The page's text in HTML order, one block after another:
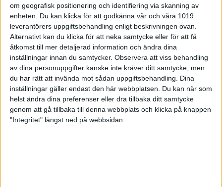
om geografisk positionering och identifiering via skanning av
enheten. Du kan klicka för att godkänna vår och våra 1019
leverantörers uppgiftsbehandling enligt beskrivningen ovan.
Alternativt kan du klicka för att neka samtycke eller för att få
åtkomst till mer detaljerad information och ändra dina
inställningar innan du samtycker. Observera att viss behandling
av dina personuppgifter kanske inte kräver ditt samtycke, men
du har rätt att invända mot sådan uppgiftsbehandling. Dina
inställningar gäller endast den här webbplatsen. Du kan när som
helst ändra dina preferenser eller dra tillbaka ditt samtycke
genom att gå tillbaka till denna webbplats och klicka på knappen
"Integritet" längst ned på webbsidan.
Möt det svenska paralaget -
del 1
17 januari 2025 10:05